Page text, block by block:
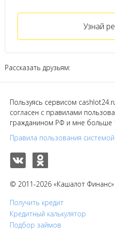
Узнай
Рассказать друзьям:
Пользуясь сервисом
согласен с правилами
гражданином РФ и мне больше
Правила пользования
© 2011-2026 «Кашалот Финанс»
Получить кредит
Кредитный калькулятор
Подбор займов